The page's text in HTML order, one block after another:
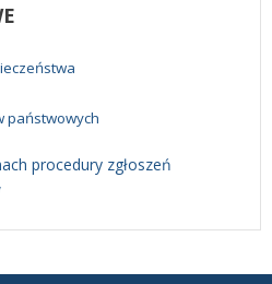
państwowych
procedury zgłoszeń